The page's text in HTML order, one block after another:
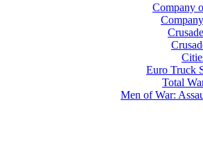
Company
Euro Truck
Total
Men of War: